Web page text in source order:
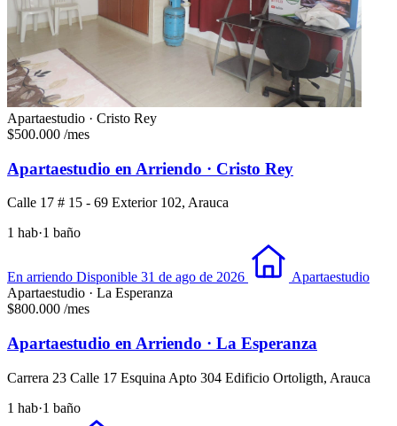
Apartaestudio · Cristo Rey
$500.000 /mes
Apartaestudio en Arriendo · Cristo Rey
Calle 17 # 15 - 69 Exterior 102, Arauca
1 hab·1 baño
En arriendo Disponible 31 de ago de 2026
Apartaestudio
Apartaestudio · La Esperanza
$800.000 /mes
Apartaestudio en Arriendo · La Esperanza
Carrera 23 Calle 17 Esquina Apto 304 Edificio Ortoligth, Arauca
1 hab·1 baño